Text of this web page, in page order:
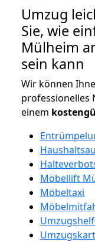
Umzug
Sie, wie
Mülheim
sein kann
Wir können
professionelles
einem
Möbellift
Möbeltaxi